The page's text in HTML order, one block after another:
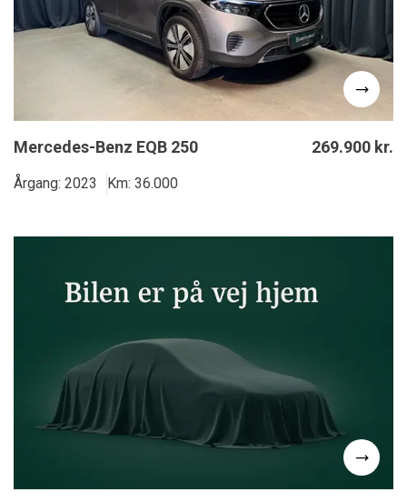
Mercedes-Benz EQB 250 269.900 kr.
Årgang: 2023 Km: 36.000